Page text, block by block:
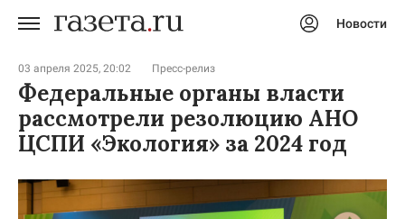
Новости
03 апреля 2025, 20:02 Пресс-релиз
Федеральные органы власти
рассмотрели резолюцию АНО
ЦСПИ «Экология» за 2024 год